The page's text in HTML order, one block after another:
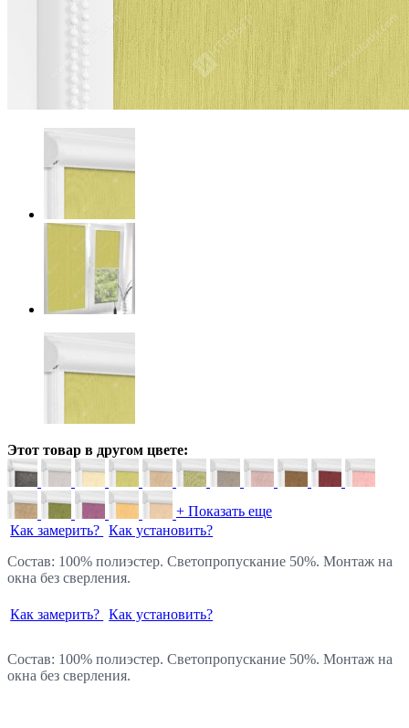
Этот товар в другом цвете:
+ Показать еще
Как замерить? Как установить?
Состав: 100% полиэстер. Светопропускание 50%. Монтаж на
окна без сверления.
Как замерить? Как установить?
Состав: 100% полиэстер. Светопропускание 50%. Монтаж на
окна без сверления.